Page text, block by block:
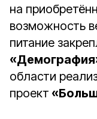
на
возможность
питание
области
проект